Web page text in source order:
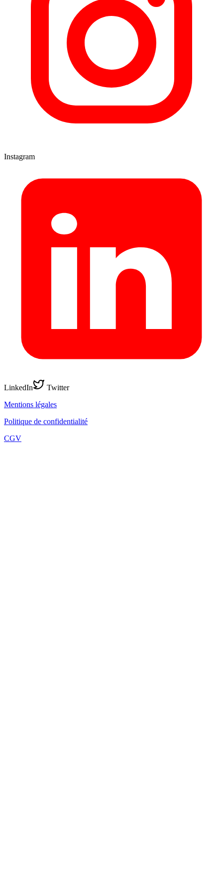
Instagram
LinkedIn
Twitter
Mentions légales
Politique de confidentialité
CGV